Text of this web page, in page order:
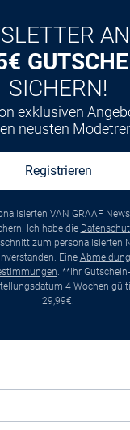
SICHERN!
exklusiven
neusten
Registrieren
VAN GRAAF
Ich habe die
zum personalisierten
Eine Abmeldung
. **Ihr
4 Wochen
29,99€.